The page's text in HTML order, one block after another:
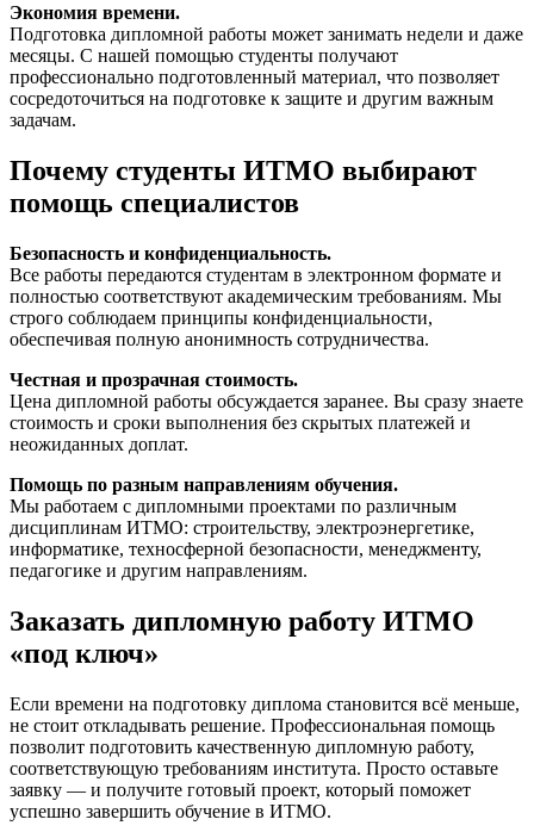
Экономия времени.
Подготовка дипломной работы может занимать недели и даже
месяцы. С нашей помощью студенты получают
профессионально подготовленный материал, что позволяет
сосредоточиться на подготовке к защите и другим важным
задачам.
Почему студенты ИТМО выбирают
помощь специалистов
Безопасность и конфиденциальность.
Все работы передаются студентам в электронном формате и
полностью соответствуют академическим требованиям. Мы
строго соблюдаем принципы конфиденциальности,
обеспечивая полную анонимность сотрудничества.
Честная и прозрачная стоимость.
Цена дипломной работы обсуждается заранее. Вы сразу знаете
стоимость и сроки выполнения без скрытых платежей и
неожиданных доплат.
Помощь по разным направлениям обучения.
Мы работаем с дипломными проектами по различным
дисциплинам ИТМО: строительству, электроэнергетике,
информатике, техносферной безопасности, менеджменту,
педагогике и другим направлениям.
Заказать дипломную работу ИТМО
«под ключ»
Если времени на подготовку диплома становится всё меньше,
не стоит откладывать решение. Профессиональная помощь
позволит подготовить качественную дипломную работу,
соответствующую требованиям института. Просто оставьте
заявку — и получите готовый проект, который поможет
успешно завершить обучение в ИТМО.